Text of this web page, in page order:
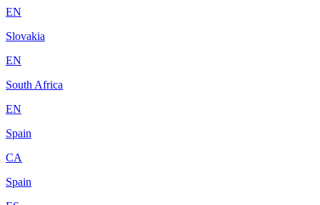
EN
Slovakia
EN
South Africa
EN
Spain
CA
Spain